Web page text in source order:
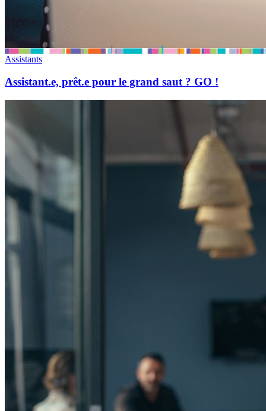
Assistants
Assistant.e, prêt.e pour le grand saut ? GO !